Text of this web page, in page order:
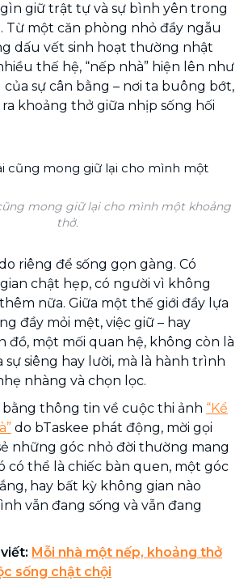
giữ trật tự và sự bình yên trong
Từ một căn phòng nhỏ đầy ngẫu
dấu vết sinh hoạt thường nhật
thế hệ, “nếp nhà” hiện lên như
sự cân bằng – nơi ta buông bớt,
khoảng thở giữa nhịp sống hối
mong giữ lại cho mình một khoảng
thở.
riêng để sống gọn gàng. Có
chật hẹp, có người vì không
nữa. Giữa một thế giới đầy lựa
đầy mỏi mệt, việc giữ – hay
đồ, một mối quan hệ, không còn là
siêng hay lười, mà là hành trình
nhàng và chọn lọc.
bằng thông tin về cuộc thi ảnh “Kể
do bTaskee phát động, mời gọi
những góc nhỏ đời thường mang
có thể là chiếc bàn quen, một góc
hay bất kỳ không gian nào
vẫn đang sống và vẫn đang
Mỗi nhà một nếp, khoảng thở
sống chật chội